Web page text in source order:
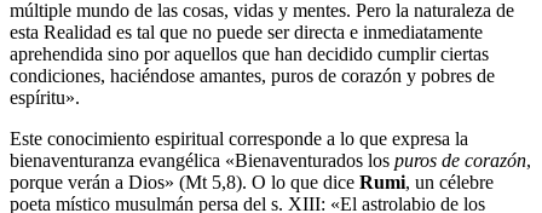
múltiple mundo de las cosas, vidas y mentes. Pero la naturaleza de
esta Realidad es tal que no puede ser directa e inmediatamente
aprehendida sino por aquellos que han decidido cumplir ciertas
condiciones, haciéndose amantes, puros de corazón y pobres de
espíritu».
Este conocimiento espiritual corresponde a lo que expresa la
bienaventuranza evangélica «Bienaventurados los puros de corazón,
porque verán a Dios» (Mt 5,8). O lo que dice Rumi, un célebre
poeta místico musulmán persa del s. XIII: «El astrolabio de los